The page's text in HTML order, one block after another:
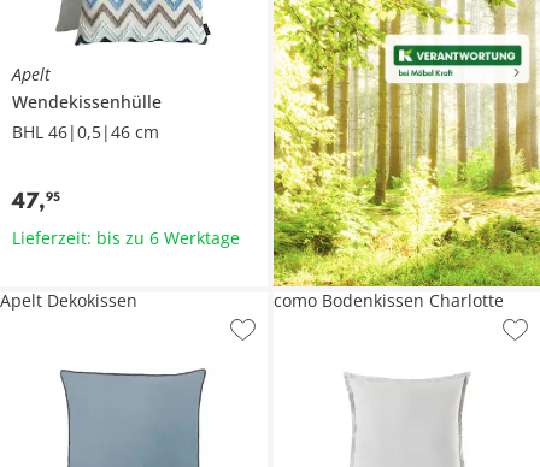
Apelt
Wendekissenhülle
BHL 46|0,5|46 cm
47,95
Lieferzeit: bis zu 6 Werktage
Apelt Dekokissen como Bodenkissen Charlotte